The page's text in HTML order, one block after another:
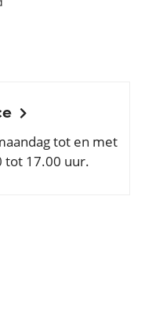
tot en met
tot 17.00 uur.